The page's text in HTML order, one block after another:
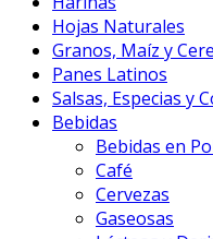
Hojas Naturales
Granos, Maíz y
Panes Latinos
Salsas, Especias y
Bebidas
Bebidas en
Café
Cervezas
Gaseosas